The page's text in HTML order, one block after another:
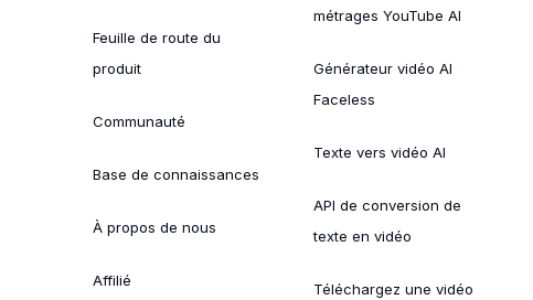
Feuille de route du
produit
Communauté
Base de connaissances
À propos de nous
Affilié
métrages YouTube AI
Générateur vidéo AI
Faceless
Texte vers vidéo AI
API de conversion de
texte en vidéo
Téléchargez une vidéo